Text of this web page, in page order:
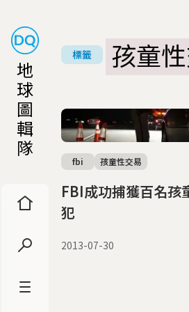
地
球
圖
輯
隊
標籤 孩童
FBI成功捕獲百名孩
犯
fbi 孩童性交易
2013-07-30